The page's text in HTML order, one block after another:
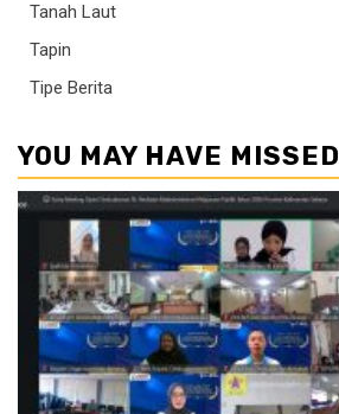
Tanah Laut
Tapin
Tipe Berita
YOU MAY HAVE MISSED